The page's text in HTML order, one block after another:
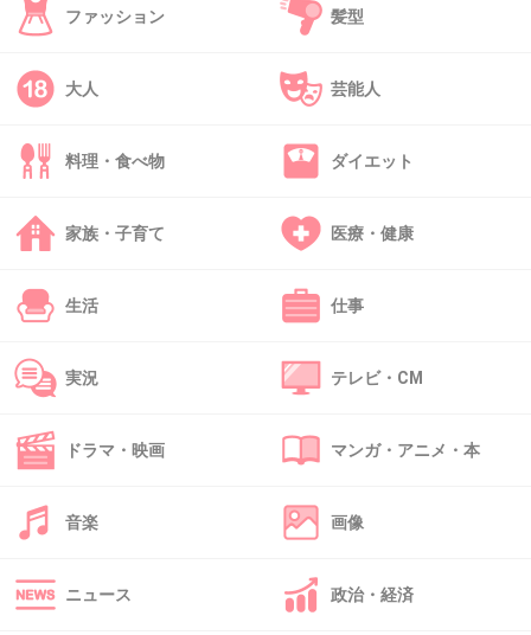
>>43
>>45
消えないはずだよ
非免責債権に入るはずだからね
外人の可能性大
ファッション 髪型
大人 芸能人
料理・食べ物 ダイエット
家族・子育て 医療・健康
生活 仕事
実況 テレビ・CM
ドラマ・映画 マンガ・アニメ・本
音楽 画像
ニュース 政治・経済